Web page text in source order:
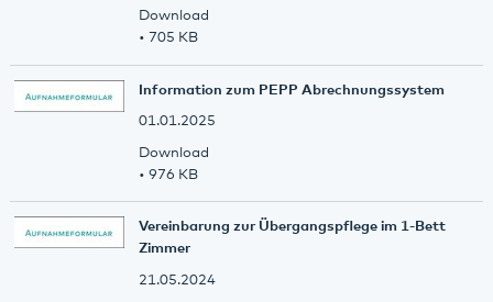
Download
• 705 KB
Information zum PEPP Abrechnungssystem
01.01.2025
Download
• 976 KB
Vereinbarung zur Übergangspflege im 1-Bett
Zimmer
21.05.2024